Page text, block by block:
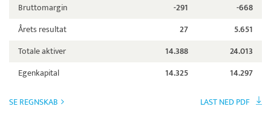
Bruttomargin -291
-668
Årets resultat
27
5.651
Totale aktiver
14.388
24.013
Egenkapital
14.325 14.297
SE REGNSKAB LAST NED PDF